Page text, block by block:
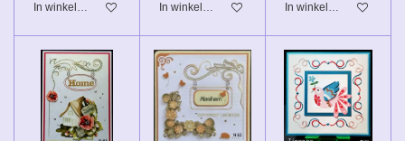
In winkelwagen In winkelwagen In winkelwagen